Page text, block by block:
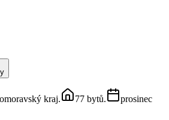
kraj. 77 bytů.
prosinec